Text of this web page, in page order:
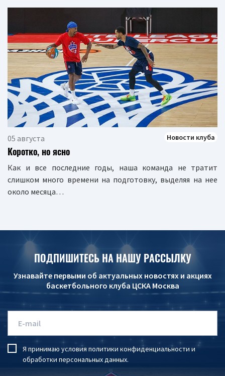
05 августа Новости клуба
Коротко, но ясно
Как и все последние годы, наша команда не тратит
слишком много времени на подготовку, выделяя на нее
около месяца…
ПОДПИШИТЕСЬ НА НАШУ РАССЫЛКУ
Узнавайте первыми об актуальных новостях и акциях
баскетбольного клуба ЦСКА Москва
Я принимаю условия политики конфиденциальности и
обработки персональных данных.